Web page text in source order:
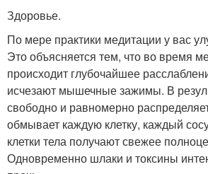
Здоровье.
По мере практики медитации у вас
Это объясняется тем, что во время
происходит глубочайшее
исчезают мышечные зажимы. В
свободно и равномерно
обмывает каждую клетку, каждый
клетки тела получают свежее
Одновременно шлаки и токсины